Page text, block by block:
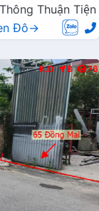
Thuận Tiện
Đô→
K.D B 76